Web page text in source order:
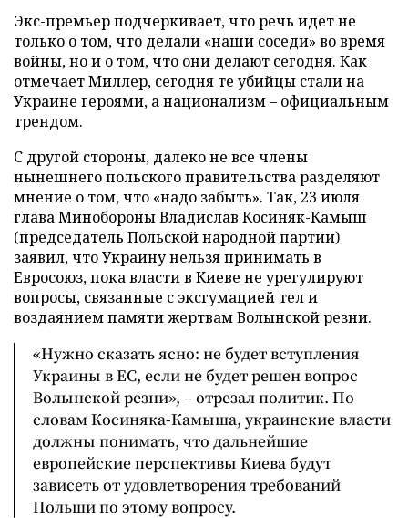
Экс-премьер подчеркивает, что речь идет не
только о том, что делали «наши соседи» во время
войны, но и о том, что они делают сегодня. Как
отмечает Миллер, сегодня те убийцы стали на
Украине героями, а национализм – официальным
трендом.
С другой стороны, далеко не все члены
нынешнего польского правительства разделяют
мнение о том, что «надо забыть». Так, 23 июля
глава Минобороны Владислав Косиняк-Камыш
(председатель Польской народной партии)
заявил, что Украину нельзя принимать в
Евросоюз, пока власти в Киеве не урегулируют
вопросы, связанные с эксгумацией тел и
воздаянием памяти жертвам Волынской резни.
«Нужно сказать ясно: не будет вступления
Украины в ЕС, если не будет решен вопрос
Волынской резни», – отрезал политик. По
словам Косиняка-Камыша, украинские власти
должны понимать, что дальнейшие
европейские перспективы Киева будут
зависеть от удовлетворения требований
Польши по этому вопросу.